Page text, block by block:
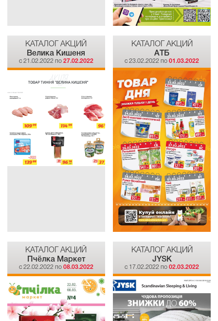
КАТАЛОГ АКЦИЙ
Велика Кишеня
c 21.02.2022 по 27.02.2022
КАТАЛОГ АКЦИЙ
АТБ
c 23.02.2022 по01.03.2022
КАТАЛОГ АКЦИЙ
Пчёлка Маркет
c 22.02.2022 по 08.03.2022
КАТАЛОГ АКЦИЙ
JYSK
c 17.02.2022 по02.03.2022